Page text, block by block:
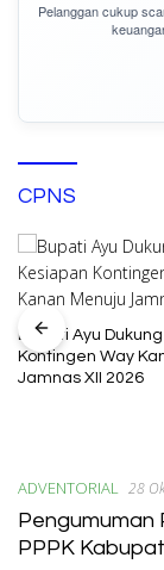
Pelanggan cukup
CPNS
Bupati Ayu
Kontingen Way
Jamnas XII 2026
ADVENTORIAL 28
Pengumuman
PPPK